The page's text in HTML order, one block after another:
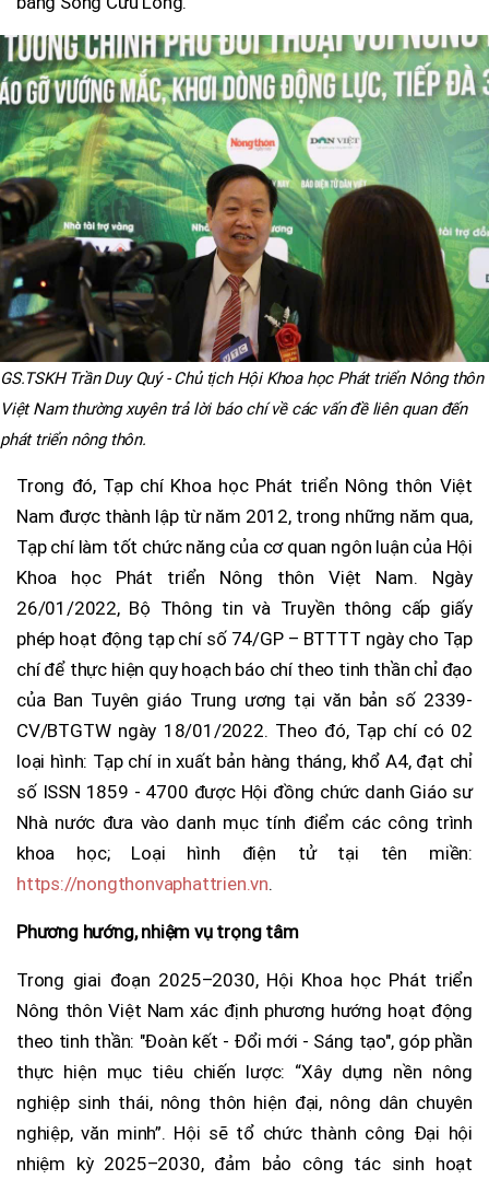
GS.TSKH Trần Duy Quý - Chủ tịch Hội Khoa học Phát triển Nông thôn
Việt Nam thường xuyên trả lời báo chí về các vấn đề liên quan đến
phát triển nông thôn.
Trong đó, Tạp chí Khoa học Phát triển Nông thôn Việt
Nam được thành lập từ năm 2012, trong những năm qua,
Tạp chí làm tốt chức năng của cơ quan ngôn luận của Hội
Khoa học Phát triển Nông thôn Việt Nam. Ngày
26/01/2022, Bộ Thông tin và Truyền thông cấp giấy
phép hoạt động tạp chí số 74/GP – BTTTT ngày cho Tạp
chí để thực hiện quy hoạch báo chí theo tinh thần chỉ đạo
của Ban Tuyên giáo Trung ương tại văn bản số 2339-
CV/BTGTW ngày 18/01/2022. Theo đó, Tạp chí có 02
loại hình: Tạp chí in xuất bản hàng tháng, khổ A4, đạt chỉ
số ISSN 1859 - 4700 được Hội đồng chức danh Giáo sư
Nhà nước đưa vào danh mục tính điểm các công trình
khoa học; Loại hình điện tử tại tên miền:
https://nongthonvaphattrien.vn.
Phương hướng, nhiệm vụ trọng tâm
Trong giai đoạn 2025–2030, Hội Khoa học Phát triển
Nông thôn Việt Nam xác định phương hướng hoạt động
theo tinh thần: "Đoàn kết - Đổi mới - Sáng tạo", góp phần
thực hiện mục tiêu chiến lược: “Xây dựng nền nông
nghiệp sinh thái, nông thôn hiện đại, nông dân chuyên
nghiệp, văn minh”. Hội sẽ tổ chức thành công Đại hội
nhiệm kỳ 2025–2030, đảm bảo công tác sinh hoạt